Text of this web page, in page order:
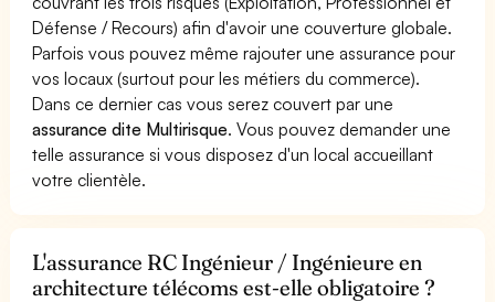
Défense / Recours) afin d'avoir une couverture globale.
Parfois vous pouvez même rajouter une assurance pour
vos locaux (surtout pour les métiers du commerce).
Dans ce dernier cas vous serez couvert par une
assurance dite Multirisque. Vous pouvez demander une
telle assurance si vous disposez d'un local accueillant
votre clientèle.
L'assurance RC Ingénieur / Ingénieure en
architecture télécoms est-elle obligatoire ?